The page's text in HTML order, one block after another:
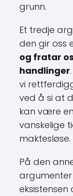
grunn.
Et tredje
den gir oss
og fratar
handlinger
vi
ved å si at
kan være
vanskelige
maktesløse.
På den
eksistensen